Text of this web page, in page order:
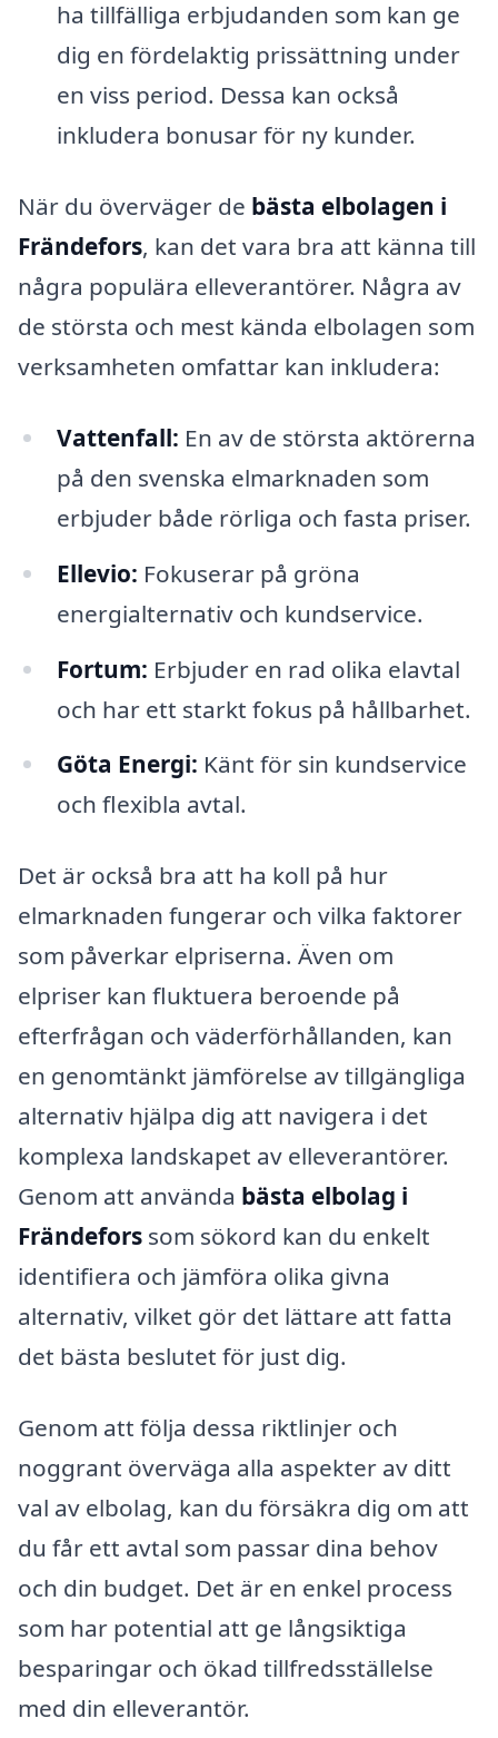
ha tillfälliga erbjudanden som kan ge
dig en fördelaktig prissättning under
en viss period. Dessa kan också
inkludera bonusar för ny kunder.
När du överväger de bästa elbolagen i
Frändefors, kan det vara bra att känna till
några populära elleverantörer. Några av
de största och mest kända elbolagen som
verksamheten omfattar kan inkludera:
Vattenfall: En av de största aktörerna
på den svenska elmarknaden som
erbjuder både rörliga och fasta priser.
Ellevio: Fokuserar på gröna
energialternativ och kundservice.
Fortum: Erbjuder en rad olika elavtal
och har ett starkt fokus på hållbarhet.
Göta Energi: Känt för sin kundservice
och flexibla avtal.
Det är också bra att ha koll på hur
elmarknaden fungerar och vilka faktorer
som påverkar elpriserna. Även om
elpriser kan fluktuera beroende på
efterfrågan och väderförhållanden, kan
en genomtänkt jämförelse av tillgängliga
alternativ hjälpa dig att navigera i det
komplexa landskapet av elleverantörer.
Genom att använda bästa elbolag i
Frändefors som sökord kan du enkelt
identifiera och jämföra olika givna
alternativ, vilket gör det lättare att fatta
det bästa beslutet för just dig.
Genom att följa dessa riktlinjer och
noggrant överväga alla aspekter av ditt
val av elbolag, kan du försäkra dig om att
du får ett avtal som passar dina behov
och din budget. Det är en enkel process
som har potential att ge långsiktiga
besparingar och ökad tillfredsställelse
med din elleverantör.